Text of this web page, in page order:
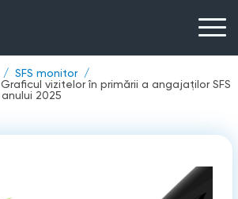
SFS monitor
vizitelor în primării a angajaților SFS
2025